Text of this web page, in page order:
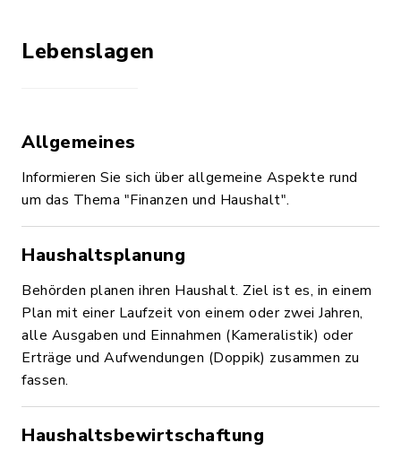
Lebenslagen
Allgemeines
Informieren Sie sich über allgemeine Aspekte rund
um das Thema "Finanzen und Haushalt".
Haushaltsplanung
Behörden planen ihren Haushalt. Ziel ist es, in einem
Plan mit einer Laufzeit von einem oder zwei Jahren,
alle Ausgaben und Einnahmen (Kameralistik) oder
Erträge und Aufwendungen (Doppik) zusammen zu
fassen.
Haushaltsbewirtschaftung